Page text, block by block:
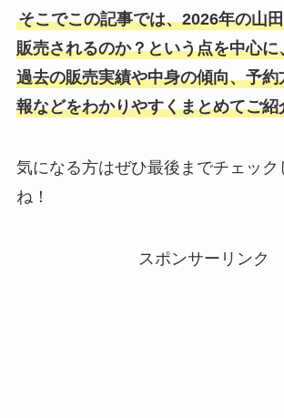
そこでこの記事では、2026年の山
販売されるのか？という点を中心に
過去の販売実績や中身の傾向、予約
報などをわかりやすくまとめてご紹
気になる方はぜひ最後までチェック
ね！
スポンサーリンク